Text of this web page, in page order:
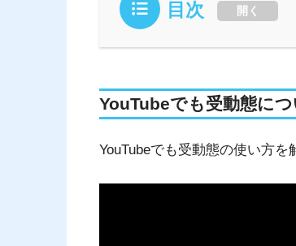
目次 開く
YouTubeでも受動態につ
YouTubeでも受動態の使い方